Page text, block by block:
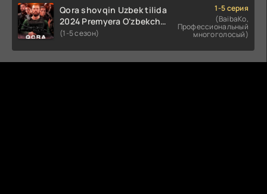
Qora shovqin Uzbek tilida
2024 Premyera O'zbekcha
tarjima kino HD skachat
(1-5 сезон)
1-5 серия
(BaibaKo,
Профессиональный
многоголосый)